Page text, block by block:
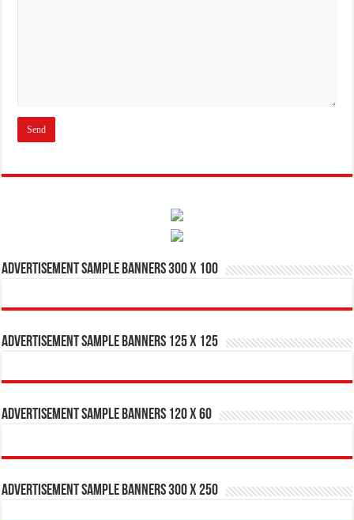
Advertisement Sample Banners 300 x 100
Advertisement Sample Banners 125 x 125
Advertisement Sample Banners 120 x 60
Advertisement Sample Banners 300 x 250